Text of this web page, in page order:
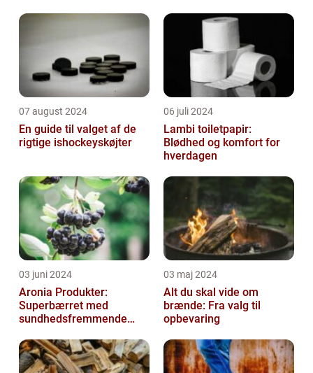
07 august 2024
En guide til valget af de
rigtige ishockeyskøjter
06 juli 2024
Lambi toiletpapir:
Blødhed og komfort for
hverdagen
03 juni 2024
Aronia Produkter:
Superbærret med
sundhedsfremmende
03 maj 2024
Alt du skal vide om
brænde: Fra valg til
opbevaring